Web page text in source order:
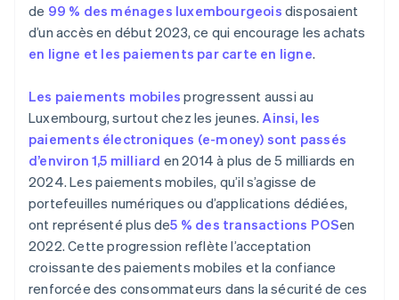
de 99 % des ménages luxembourgeoisdisposaient
d’un accès en début 2023, ce qui encourage les achats
en ligne et les paiements par carte en ligne.
Les paiements mobiles progressent aussi au
Luxembourg, surtout chez les jeunes.Ainsi, les
paiements électroniques (e-money) sont passés
d’environ 1,5 milliard en 2014 à plus de 5 milliards en
2024. Les paiements mobiles, qu’il s’agisse de
portefeuilles numériques ou d’applications dédiées,
ont représenté plus de5 % des transactions POSen
2022. Cette progression reflète l’acceptation
croissante des paiements mobiles et la confiance
renforcée des consommateurs dans la sécurité de ces